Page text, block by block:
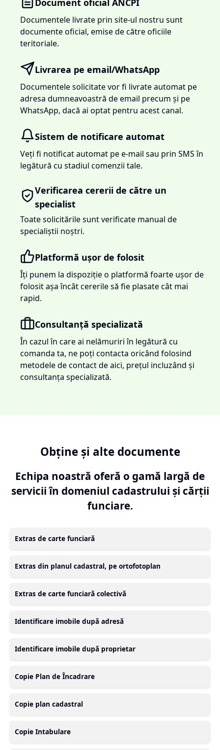
Document oficial ANCPI
Documentele livrate prin site-ul nostru sunt
documente oficial, emise de către oficiile
teritoriale.
Livrarea pe email/WhatsApp
Documentele solicitate vor fi livrate automat pe
adresa dumneavoastră de email precum și pe
WhatsApp, dacă ai optat pentru acest canal.
Sistem de notificare automat
Veți fi notificat automat pe e-mail sau prin SMS în
legătură cu stadiul comenzii tale.
Verificarea cererii de către un
specialist
Toate solicitările sunt verificate manual de
specialiștii noștri.
Platformă ușor de folosit
Îți punem la dispoziție o platformă foarte ușor de
folosit așa încât cererile să fie plasate cât mai
rapid.
Consultanță specializată
În cazul în care ai nelămuriri în legătură cu
comanda ta, ne poți contacta oricând folosind
metodele de contact de aici, prețul incluzând și
consultanța specializată.
Obține și alte documente
Echipa noastră oferă o gamă largă de
servicii în domeniul cadastrului și cărții
funciare.
Extras de carte funciară
Extras din planul cadastral, pe ortofotoplan
Extras de carte funciară colectivă
Identificare imobile după adresă
Identificare imobile după proprietar
Copie Plan de Încadrare
Copie plan cadastral
Copie Intabulare